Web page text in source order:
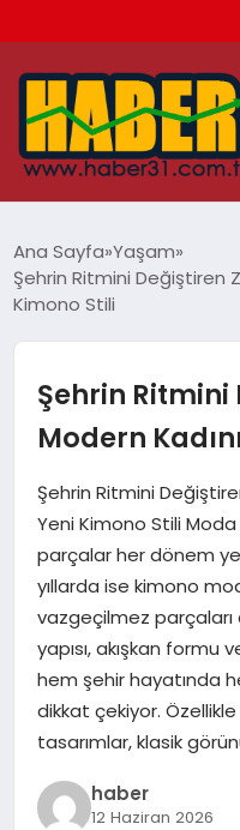
HATAY
EKONOMI
GÜNDEM
MAGAZIN
SAĞLIK
TEKNOLOJI
Ana Sayfa Yaşam
Şehrin Ritmini Değiştiren
Kimono Stili
Şehrin
Modern
Şehrin Ritmini
Yeni Kimono Stili
parçalar her dönem
yıllarda ise kimono
vazgeçilmez parçaları
yapısı, akışkan formu
hem şehir hayatında
dikkat çekiyor.
tasarımlar, klasik
haber
12 Haziran 2026